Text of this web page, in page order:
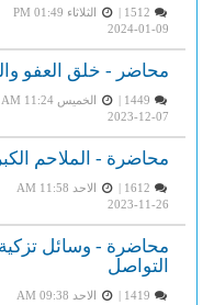
الثلاثاء PM 01:49
2024-01-09
محاضر - خلق العفو
الخميس AM 11:24
2023-12-07
محاضرة - الملاحم
الاحد AM 11:58
2023-11-26
محاضرة - وسائل
التواصل
الاحد AM 09:38